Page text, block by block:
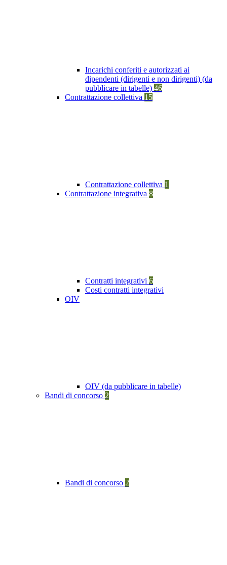
Incarichi conferiti e autorizzati ai
dipendenti (dirigenti e non dirigenti) (da
pubblicare in tabelle) 46
Contrattazione collettiva 15
Contrattazione collettiva 1
Contrattazione integrativa 8
Contratti integrativi 6
Costi contratti integrativi
OIV
OIV (da pubblicare in tabelle)
Bandi di concorso 2
Bandi di concorso 2